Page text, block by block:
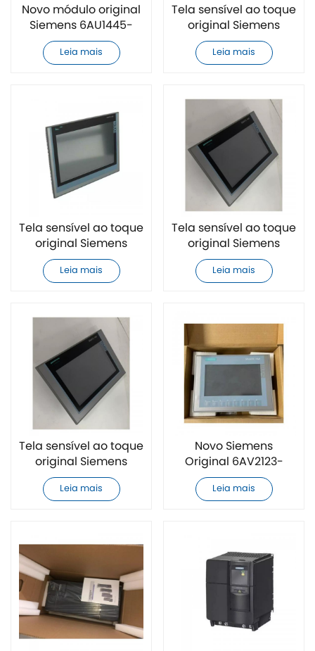
Novo módulo original
Siemens 6AU1445-
2AD00-0AA0
Leia mais
Tela sensível ao toque
original Siemens
6AV6642-0DA01-1AX1
Leia mais
Tela sensível ao toque
original Siemens
6AV7863-2TA00-
0AA0
Leia mais
Tela sensível ao toque
original Siemens
6AV6642-0BA01-1AX0
Leia mais
Tela sensível ao toque
original Siemens
6AV2124-0JC01-0AX0
Leia mais
Novo Siemens
Original 6AV2123-
2GB03-0AX0 Tela
Sensível ao Toque
Leia mais